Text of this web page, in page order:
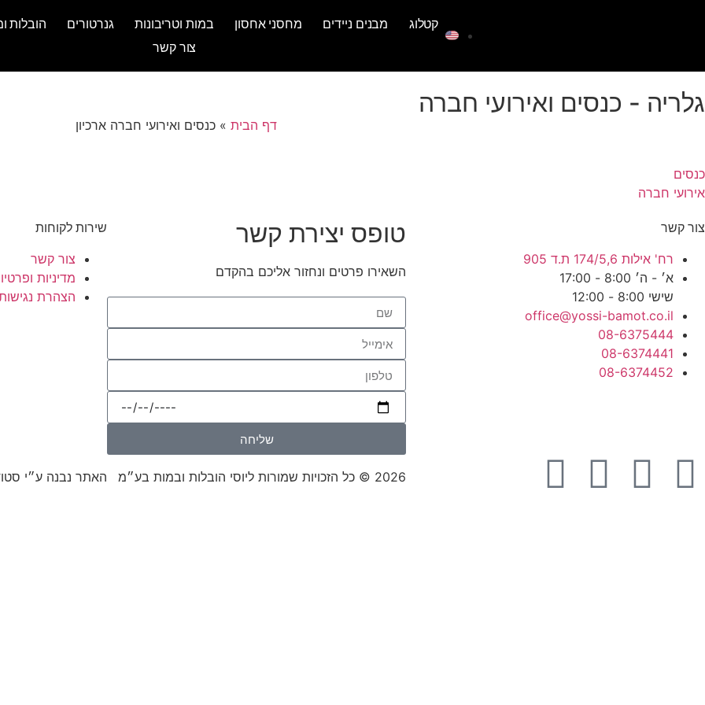
קטלוג מבנים ניידים מחסני אחסון במות וטריבונות גנרטורים הובלות
צור קשר
גלריה - כנסים ואירועי חברה
דף הבית » כנסים ואירועי חברה ארכיון
כנסים
אירועי חברה
צור קשר
רח' אילות 174/5,6 ת.ד 905
א׳ - ה׳ 8:00 - 17:00
שישי 8:00 - 12:00
office@yossi-bamot.co.il
08-6375444
08-6374441
08-6374452
טופס יצירת קשר
השאירו פרטים ונחזור אליכם בהקדם
שליחה
שירות לקוחות
צור קשר
מדיניות
הצהרת
2026 © כל הזכויות שמורות ליוסי הובלות ובמות בע״מ האתר נבנה ע״י